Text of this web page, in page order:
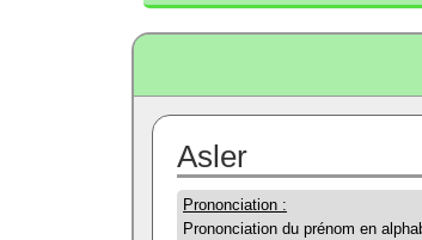
Asler
Prononciation :
Prononciation du prénom en